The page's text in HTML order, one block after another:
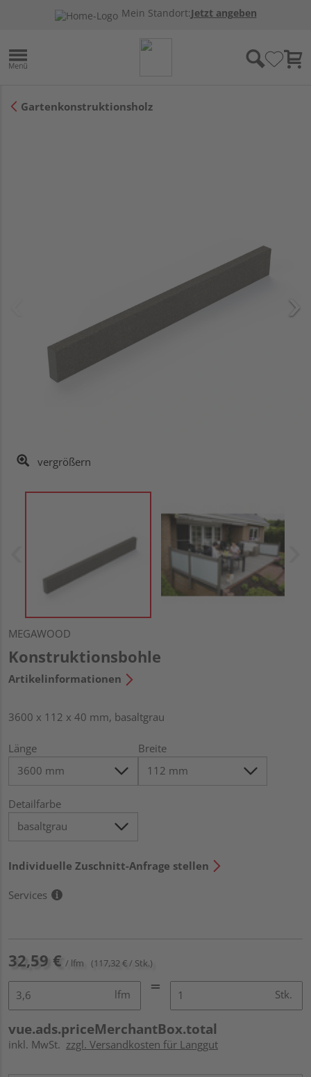
Mein Standort:Jetzt angeben
Gartenkonstruktionsholz
vergrößern
MEGAWOOD
Konstruktionsbohle
Artikelinformationen
3600 x 112 x 40 mm, basaltgrau
Länge Breite
Detailfarbe
Individuelle Zuschnitt-Anfrage stellen
Services
32,59 € / lfm (117,32 € / Stk.)
lfm Stk.
vue.ads.priceMerchantBox.total
inkl. MwSt. zzgl. Versandkosten für Langgut